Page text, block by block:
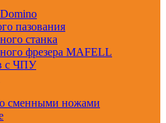
пазования
станка
фрезера MAFELL
с ЧПУ
сменными ножами